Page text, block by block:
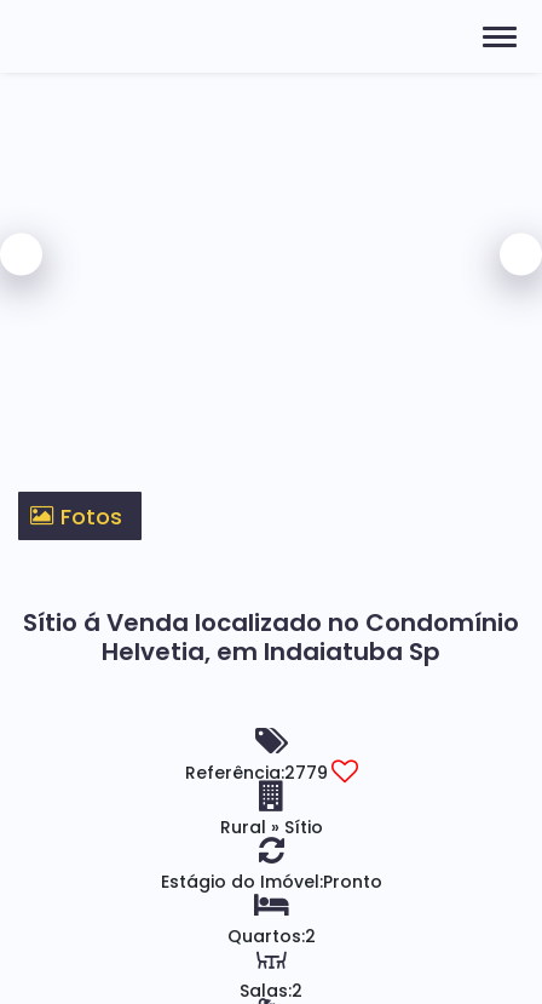
Fotos
Sítio á Venda localizado no Condomínio
Helvetia, em Indaiatuba Sp
Referência:2779
Rural » Sítio
Estágio do Imóvel:Pronto
Quartos:2
Salas:2